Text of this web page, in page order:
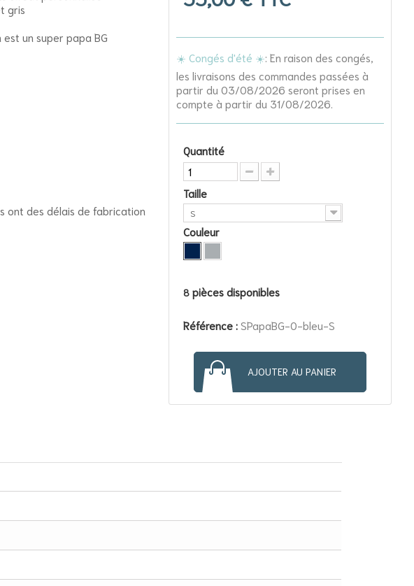
gris
un super papa BG
ont des délais de fabrication
☀️ Congés d'été ☀️: En raison des congés,
les livraisons des commandes passées à
partir du 03/08/2026 seront prises en
compte à partir du 31/08/2026.
Quantité
Taille
S
Couleur
8 pièces disponibles
Référence : SPapaBG-0-bleu-S
AJOUTER AU PANIER